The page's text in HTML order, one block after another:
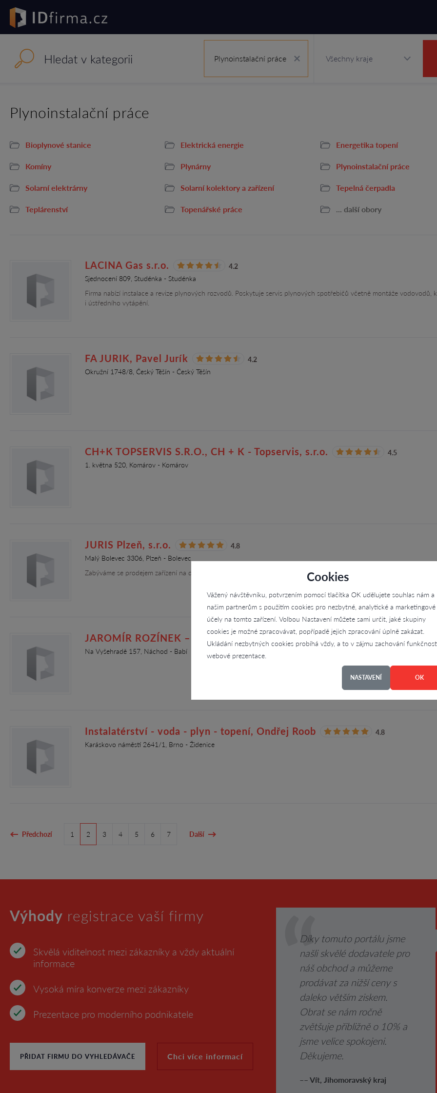
Cookies
Vážený návštěvníku, potvrzením pomocí tlačítka OK udělujete souhlas nám a
našim partnerům s použitím cookies pro nezbytné, analytické a marketingové
účely na tomto zařízení. Volbou Nastavení můžete sami určit, jaké skupiny
cookies je možné zpracovávat, popřípadě jejich zpracování úplně zakázat.
Ukládání nezbytných cookies probíhá vždy, a to v zájmu zachování
webové prezentace.
NASTAVENÍ OK
Plynoinstalační práce
Plynoinstalační práce
Bioplynové stanice Elektrická energie Energetika topení
Komíny Plynárny Plynoinstalační práce
Solarní elektrárny Solarní kolektory a zařízení Tepelná čerpadla
Teplárenství Topenářské práce ... další obory
LACINA Gas s.r.o.
4.2
Sjednocení 809, Studénka - Studénka
Firma nabízí instalace a revize plynových rozvodů. Poskytuje servis plynových spotřebičů včetně montáže vodovodů,
i ústředního vytápění.
FA JURIK, Pavel Jurík
4.2
Okružní 1748/8, Český Těšín - Český Těšín
CH+K TOPSERVIS S.R.O., CH + K - Topservis, s.r.o.
4.5
1. května 520, Komárov - Komárov
JURIS Plzeň, s.r.o.
4.8
Malý Bolevec 3306, Plzeň - Bolevec
Zabýváme se prodejem zařízení na detekci plynu.
JAROMÍR ROZÍNEK – INSTALATÉRSKÉ PRÁCE, Jaromír Rozínek
Na Vyšehradě 157, Náchod - Babí
Instalatérství - voda - plyn - topení, Ondřej Roob
4.8
Karáskovo náměstí 2641/1, Brno - Židenice
Předchozí 1 2 3 4 5 6 7 Další
Výhody registrace vaší firmy
Skvělá viditelnost mezi zákazníky a vždy aktuální
informace
Vysoká míra konverze mezi zákazníky
Prezentace pro moderního podnikatele
PŘIDAT FIRMU DO VYHLEDÁVAČE Chci více informací
Díky tomuto portálu jsme
našli skvělé dodavatele pro
náš obchod a můžeme
prodávat za nižší ceny s
daleko větším ziskem.
Obrat se nám ročně
zvětšuje přibližně o 10% a
jsme velice spokojeni.
Děkujeme.
–– Vít, Jihomoravský kraj